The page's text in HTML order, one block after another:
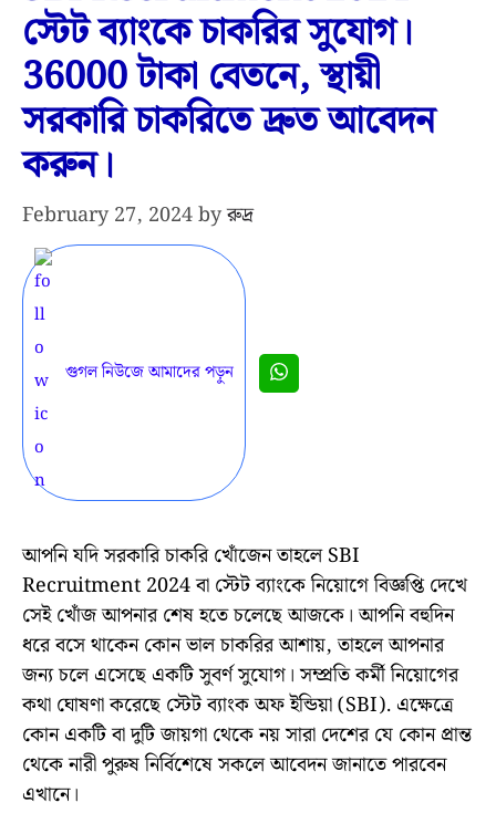
স্টেট ব্যাংকে চাকরির সুযোগ।
36000 টাকা বেতনে, স্থায়ী
সরকারি চাকরিতে দ্রুত আবেদন
করুন।
February 27, 2024byরুদ্র
গুগল নিউজে আমাদের পড়ুন
আপনি যদি সরকারি চাকরি খোঁজেন তাহলে SBI
Recruitment 2024 বা স্টেট ব্যাংকে নিয়োগে বিজ্ঞপ্তি দেখে
সেই খোঁজ আপনার শেষ হতে চলেছে আজকে। আপনি বহুদিন
ধরে বসে থাকেন কোন ভাল চাকরির আশায়, তাহলে আপনার
জন্য চলে এসেছে একটি সুবর্ণ সুযোগ। সম্প্রতি কর্মী নিয়োগের
কথা ঘোষণা করেছে স্টেট ব্যাংক অফ ইন্ডিয়া (SBI). এক্ষেত্রে
কোন একটি বা দুটি জায়গা থেকে নয় সারা দেশের যে কোন প্রান্ত
থেকে নারী পুরুষ নির্বিশেষে সকলে আবেদন জানাতে পারবেন
এখানে।